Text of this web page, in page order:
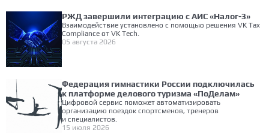
РЖД завершили интеграцию с АИС «Налог-3»
Взаимодействие установлено с помощью решения VK Tax
Compliance от VK Tech.
05 августа 2026
Федерация гимнастики России подключилась
к платформе делового туризма «ПоДелам»
Цифровой сервис поможет автоматизировать
организацию поездок спортсменов, тренеров
и специалистов.
15 июля 2026